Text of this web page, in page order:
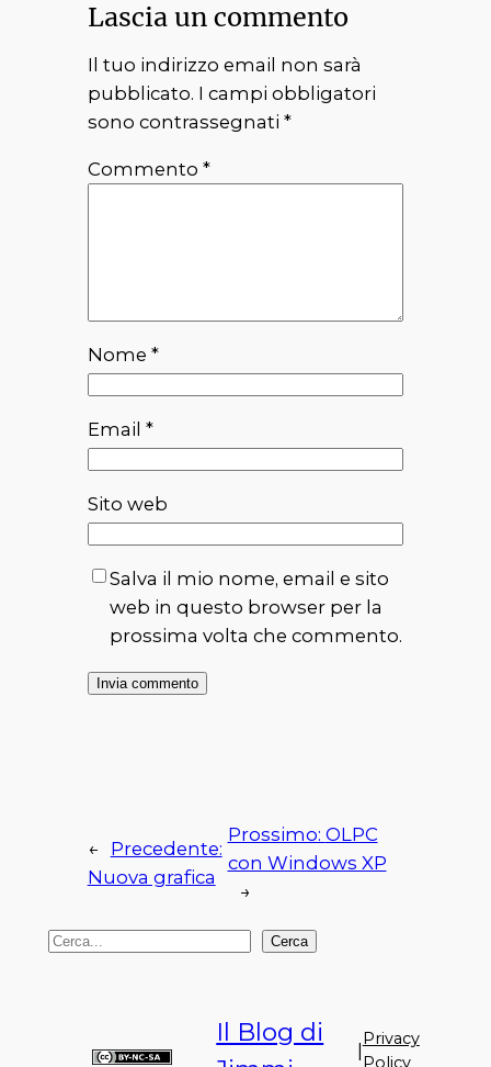
Lascia un commento
Il tuo indirizzo email non sarà
pubblicato. I campi obbligatori
sono contrassegnati *
Commento *
Nome *
Email *
Sito web
Salva il mio nome, email e sito
web in questo browser per la
prossima volta che commento.
←
Precedente:
Nuova grafica
Prossimo: OLPC
con Windows XP
→
C
Cerca
Il Blog di
|
Privacy
Policy